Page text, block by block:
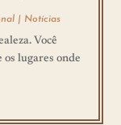
| Notícias
Você
os lugares onde